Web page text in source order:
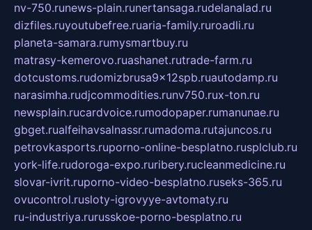
nv-750.runews-plain.runertansaga.rudelanalad.ru
dizfiles.ruyoutubefree.ruaria-family.ruroadli.ru
planeta-samara.rumysmartbuy.ru
matrasy-kemerovo.ruashanet.rutrade-farm.ru
dotcustoms.rudomizbrusa9x12spb.ruautodamp.ru
narasimha.rudjcommodities.runv750.rux-ton.ru
newsplain.rucardvoice.rumodopaper.rumanunae.ru
gbget.rualfeihavsalnassr.rumadoma.rutajuncos.ru
petrovkasports.ruporno-online-besplatno.rusplclub.ru
york-life.rudoroga-expo.ruribery.rucleanmedicine.ru
slovar-ivrit.ruporno-video-besplatno.ruseks-365.ru
ovucontrol.rusloty-igrovyye-avtomaty.ru
ru-industriya.rurusskoe-porno-besplatno.ru